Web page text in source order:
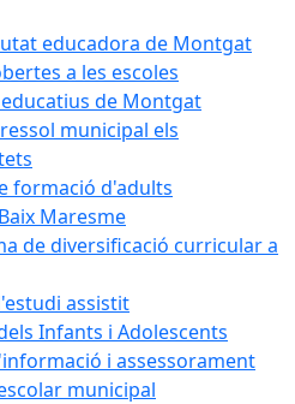
educadora de Montgat
a les escoles
de Montgat
municipal els
formació d'adults
Maresme
de diversificació curricular a
assistit
Infants i Adolescents
i assessorament
municipal